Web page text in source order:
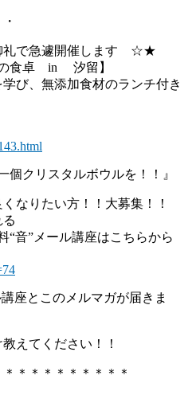
で急遽開催します ☆★
の食卓 in 汐留】
び、無添加食材のランチ付き
個クリスタルボウルを！！』
なりたい方！！大募集！！
“音”メール講座はこちらから
座とこのメルマガが届きま
えてください！！
＊＊＊＊＊＊＊＊＊